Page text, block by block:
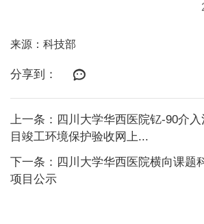
来源：科技部
分享到：
上一条：四川大学华西医院钇-90介
目竣工环境保护验收网上...
下一条：四川大学华西医院横向课题
项目公示